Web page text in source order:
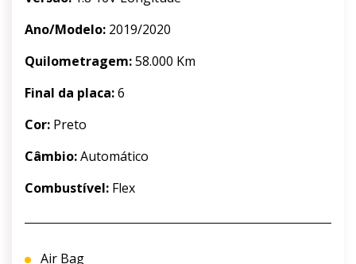
Ano/Modelo: 2019/2020
Quilometragem:58.000 Km
Final da placa:6
Cor: Preto
Câmbio:Automático
Combustível: Flex
Air Bag